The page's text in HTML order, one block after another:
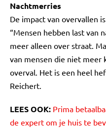
Nachtmerries
De impact van overvallen
“Mensen hebben last van
meer alleen over straat.
van mensen die niet meer
overval. Het is een heel
Reichert.
LEES OOK: Prima
de expert om je huis te